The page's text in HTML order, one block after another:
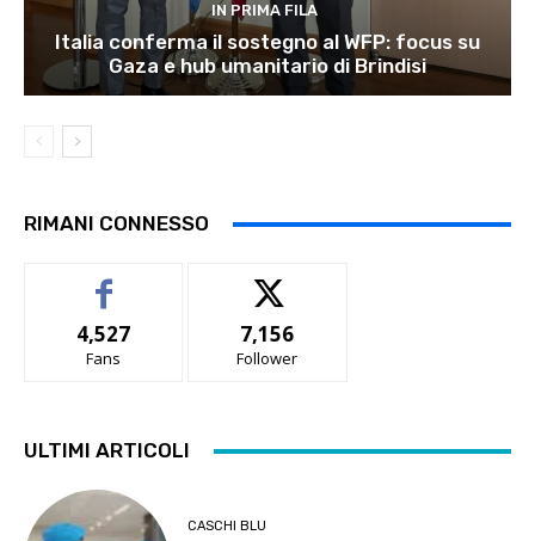
IN PRIMA FILA
Italia conferma il sostegno al WFP: focus su
Gaza e hub umanitario di Brindisi
RIMANI CONNESSO
4,527
Fans
7,156
Follower
ULTIMI ARTICOLI
CASCHI BLU